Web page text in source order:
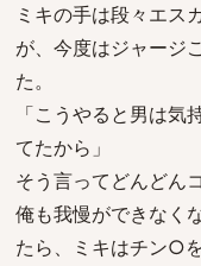
ミキの手は段々エス
が、今度はジャージ
た。
「こうやると男は気
てたから」
そう言ってどんどん
俺も我慢ができなく
たら、ミキはチン○